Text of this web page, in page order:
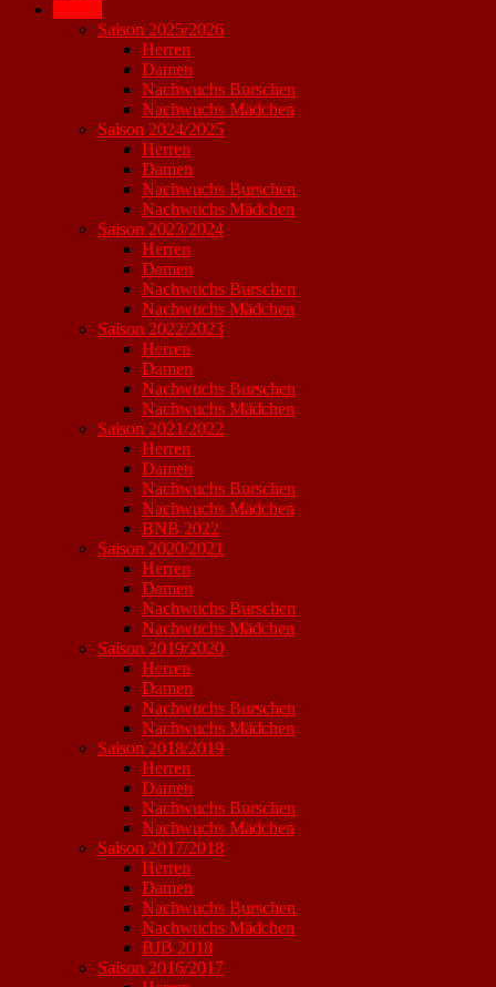
Saison 2025/2026
Herren
Damen
Nachwuchs Burschen
Nachwuchs Mädchen
Saison 2024/2025
Herren
Damen
Nachwuchs Burschen
Nachwuchs Mädchen
Saison 2023/2024
Herren
Damen
Nachwuchs Burschen
Nachwuchs Mädchen
Saison 2022/2023
Herren
Damen
Nachwuchs Burschen
Nachwuchs Mädchen
Saison 2021/2022
Herren
Damen
Nachwuchs Burschen
Nachwuchs Mädchen
BNB 2022
Saison 2020/2021
Herren
Damen
Nachwuchs Burschen
Nachwuchs Mädchen
Saison 2019/2020
Herren
Damen
Nachwuchs Burschen
Nachwuchs Mädchen
Saison 2018/2019
Herren
Damen
Nachwuchs Burschen
Nachwuchs Mädchen
Saison 2017/2018
Herren
Damen
Nachwuchs Burschen
Nachwuchs Mädchen
BJB 2018
Saison 2016/2017